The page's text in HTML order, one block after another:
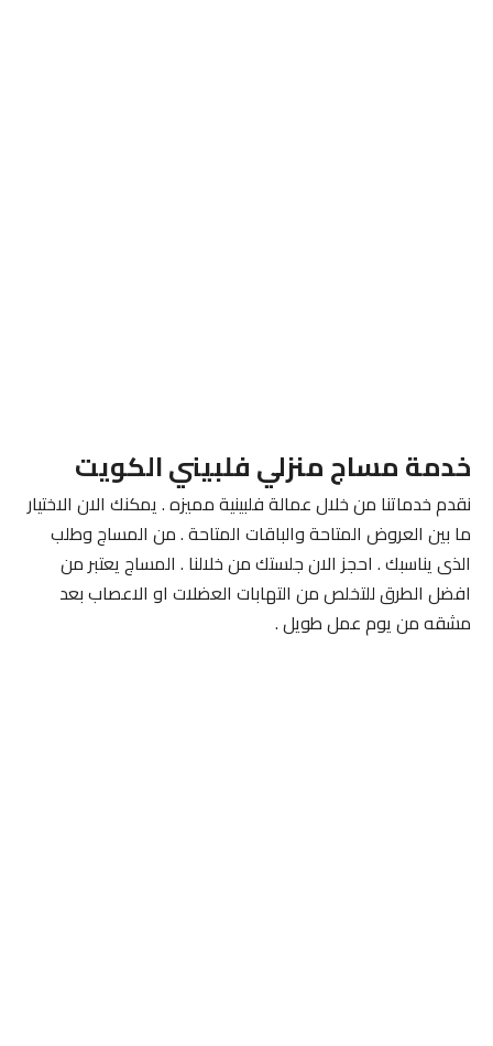
خدمة مساج منزلي فلبيني الكويت
نقدم خدماتنا من خلال عمالة فلبينية مميزه . يمكنك الان الاختيار
ما بين العروض المتاحة والباقات المتاحة . من المساج وطلب
الذى يناسبك . احجز الان جلستك من خلالنا . المساج يعتبر من
افضل الطرق للتخلص من التهابات العضلات او الاعصاب بعد
مشقه من يوم عمل طويل .